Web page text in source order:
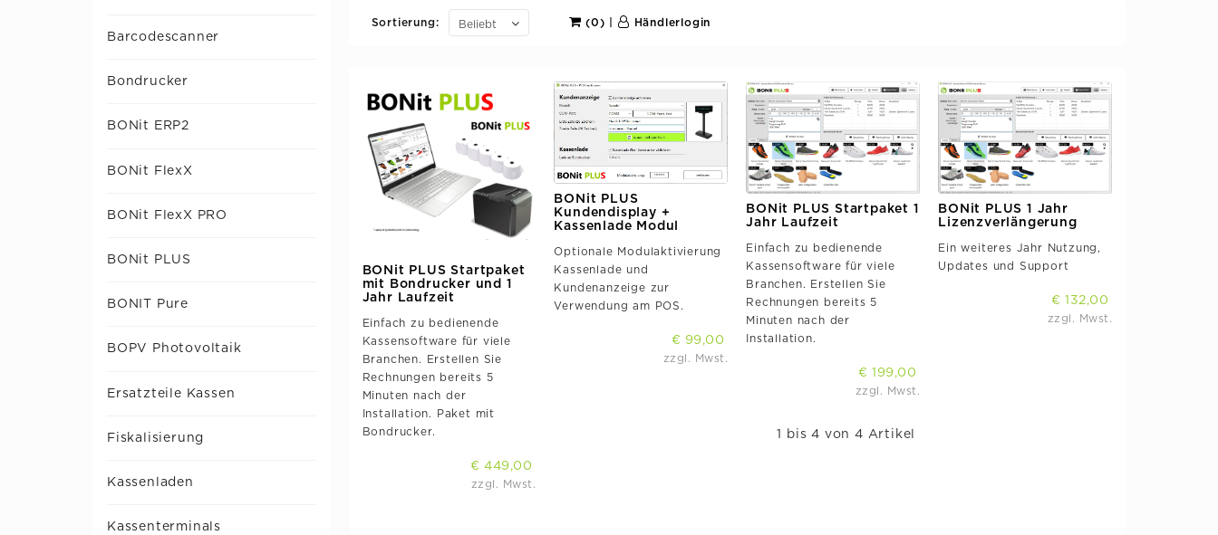
Barcodescanner
Bondrucker
BONit ERP2
BONit FlexX
BONit FlexX PRO
BONit PLUS
BONIT Pure
BOPV Photovoltaik
Ersatzteile Kassen
Fiskalisierung
Kassenladen
Kassenterminals
Sortierung: (0) Händlerlogin
BONit PLUS Startpaket
mit Bondrucker und 1
Jahr Laufzeit
Einfach zu bedienende
Kassensoftware für viele
Branchen. Erstellen Sie
Rechnungen bereits 5
Minuten nach der
Installation. Paket mit
Bondrucker.
€ 449,00
zzgl. Mwst.
BONit PLUS
Kundendisplay +
Kassenlade Modul
Optionale Modulaktivierung
Kassenlade und
Kundenanzeige zur
Verwendung am POS.
€ 99,00
zzgl. Mwst.
BONit PLUS Startpaket 1
Jahr Laufzeit
Einfach zu bedienende
Kassensoftware für viele
Branchen. Erstellen Sie
Rechnungen bereits 5
Minuten nach der
Installation.
€ 199,00
zzgl. Mwst.
BONit PLUS 1 Jahr
Lizenzverlängerung
Ein weiteres Jahr Nutzung,
Updates und Support
€ 132,00
zzgl. Mwst.
1 bis 4 von 4 Artikel